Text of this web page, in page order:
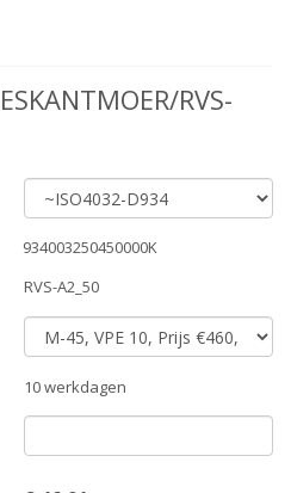
RVS-
934003250450000K
RVS-A2_50
10 werkdagen